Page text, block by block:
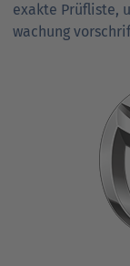
exakte Prüfliste,
wachung